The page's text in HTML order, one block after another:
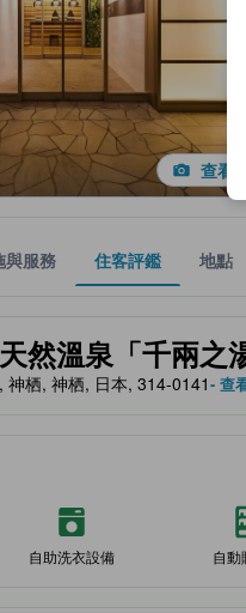
查看
與服務 住客評鑑 地點
然溫泉「千兩
可作為您判斷舒適度、設施
栖, 神栖, 日本, 314-0141- 查
自助洗衣設備 自動